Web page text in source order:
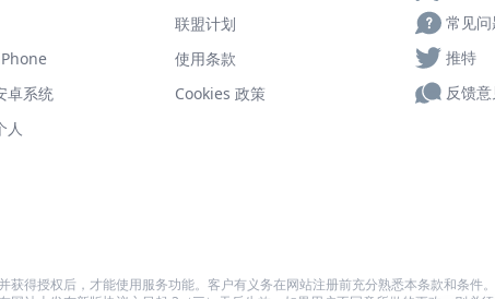
卓系统
人
联盟计划
使用条款
Cookies 政策
常见问
推特
反馈
获得授权后，才能使用服务功能。客户有义务在网站注册前充分熟悉本条款和条件